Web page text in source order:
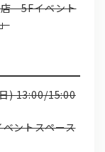
店 5Fイベント
) 13:00/15:00
ントスペース